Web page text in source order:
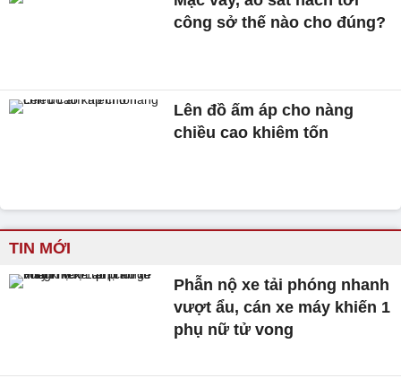
công sở thế nào cho đúng?
Lên đồ ấm áp cho nàng
chiều cao khiêm tốn
TIN MỚI
Phẫn nộ xe tải phóng nhanh
vượt ẩu, cán xe máy khiến 1
phụ nữ tử vong